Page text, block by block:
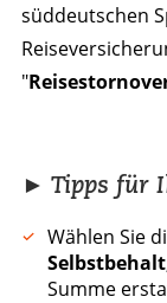
süddeutschen
"
► Tipps für
Wählen Sie
Selbstbehalt
Summe